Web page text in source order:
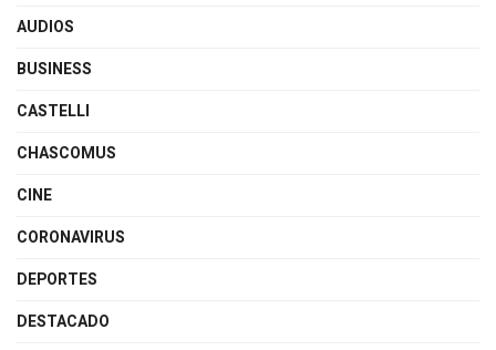
AUDIOS
BUSINESS
CASTELLI
CHASCOMUS
CINE
CORONAVIRUS
DEPORTES
DESTACADO